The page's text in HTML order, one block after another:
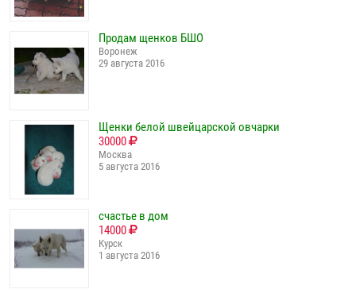
Продам щенков БШО
Воронеж
29 августа 2016
Щенки белой швейцарской овчарки
30000
Москва
5 августа 2016
счастье в дом
14000
Курск
1 августа 2016